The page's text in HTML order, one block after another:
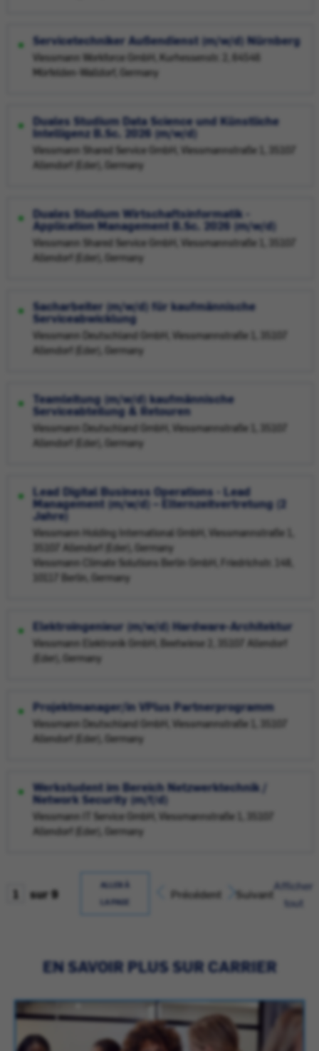
Servicetechniker Außendienst (m/w/d) Nürnberg
Viessmann Workforce GmbH, Kurhessenstr. 2, 64546
Mörfelden-Walldorf, Germany
Duales Studium Data Science und Künstliche
Intelligenz B.Sc. 2026 (m/w/d)
Viessmann Shared Service GmbH, Viessmannstraße 1, 35107
Allendorf (Eder), Germany
Duales Studium Wirtschaftsinformatik -
Application Management B.Sc. 2026 (m/w/d)
Viessmann Shared Service GmbH, Viessmannstraße 1, 35107
Allendorf (Eder), Germany
Sacharbeiter (m/w/d) für kaufmännische
Serviceabwicklung
Viessmann Deutschland GmbH, Viessmannstraße 1, 35107
Allendorf (Eder), Germany
Teamleitung (m/w/d) kaufmännische
Serviceabteilung & Retouren
Viessmann Deutschland GmbH, Viessmannstraße 1, 35107
Allendorf (Eder), Germany
Lead Digital Business Operations - Lead
Management (m/w/d) – Elternzeitvertretung (2
Jahre)
Viessmann Holding International GmbH, Viessmannstraße 1,
35107 Allendorf (Eder), Germany
Viessmann Climate Solutions Berlin GmbH, Friedrichstr. 148,
10117 Berlin, Germany
Elektroingenieur (m/w/d) Hardware-Architektur
Viessmann Elektronik GmbH, Beetwiese 2, 35107 Allendorf
(Eder), Germany
Projektmanager/in VPlus Partnerprogramm
Viessmann Deutschland GmbH, Viessmannstraße 1, 35107
Allendorf (Eder), Germany
Werkstudent im Bereich Netzwerktechnik /
Network Security (m/f/d)
Viessmann IT Service GmbH, Viessmannstraße 1, 35107
Allendorf (Eder), Germany
sur 9
ALLER À
LA PAGE
Précédent Suivant
Afficher
tout
EN SAVOIR PLUS SUR CARRIER